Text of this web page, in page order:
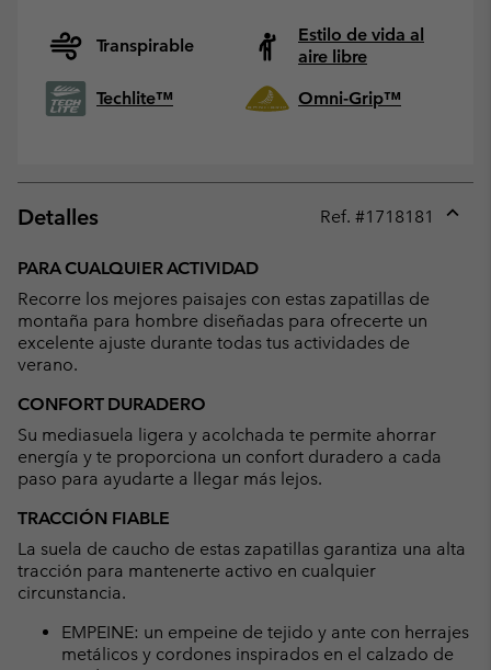
Transpirable
Estilo de vida al
aire libre
Techlite™
Omni-Grip™
Detalles Ref. #1718181
PARA CUALQUIER ACTIVIDAD
Recorre los mejores paisajes con estas zapatillas de
montaña para hombre diseñadas para ofrecerte un
excelente ajuste durante todas tus actividades de
verano.
CONFORT DURADERO
Su mediasuela ligera y acolchada te permite ahorrar
energía y te proporciona un confort duradero a cada
paso para ayudarte a llegar más lejos.
TRACCIÓN FIABLE
La suela de caucho de estas zapatillas garantiza una alta
tracción para mantenerte activo en cualquier
circunstancia.
EMPEINE: un empeine de tejido y ante con herrajes
metálicos y cordones inspirados en el calzado de